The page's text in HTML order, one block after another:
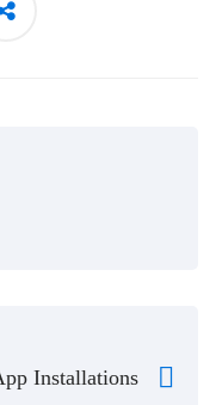
Installations